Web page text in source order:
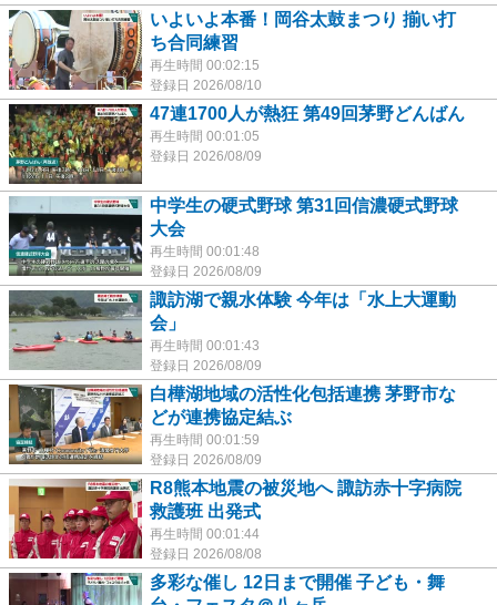
いよいよ本番！岡谷太鼓まつり 揃い打
ち合同練習
再生時間 00:02:15
登録日 2026/08/10
47連1700人が熱狂 第49回茅野どんばん
再生時間 00:01:05
登録日 2026/08/09
中学生の硬式野球 第31回信濃硬式野球
大会
再生時間 00:01:48
登録日 2026/08/09
諏訪湖で親水体験 今年は「水上大運動
会」
再生時間 00:01:43
登録日 2026/08/09
白樺湖地域の活性化包括連携 茅野市な
どが連携協定結ぶ
再生時間 00:01:59
登録日 2026/08/09
R8熊本地震の被災地へ 諏訪赤十字病院
救護班 出発式
再生時間 00:01:44
登録日 2026/08/08
多彩な催し 12日まで開催 子ども・舞